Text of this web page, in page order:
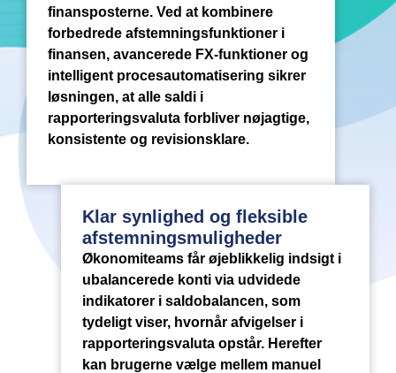
finansposterne. Ved at kombinere
forbedrede afstemningsfunktioner i
finansen, avancerede FX-funktioner og
intelligent procesautomatisering sikrer
løsningen, at alle saldi i
rapporteringsvaluta forbliver nøjagtige,
konsistente og revisionsklare.
Klar synlighed og fleksible
afstemningsmuligheder
Økonomiteams får øjeblikkelig indsigt i
ubalancerede konti via udvidede
indikatorer i saldobalancen, som
tydeligt viser, hvornår afvigelser i
rapporteringsvaluta opstår. Herefter
kan brugerne vælge mellem manuel